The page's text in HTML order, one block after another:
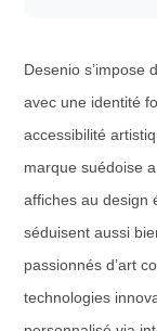
Desenio s’impose
avec une identité
accessibilité
marque suédoise
affiches au design
séduisent aussi
passionnés d’art
technologies